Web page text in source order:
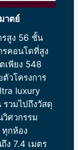
าตย์
รสูง 56 ชั้น
รคอนโดที่สูง
เพียง 548
วโครงการ
luxury
วมไปถึงวัสดุ
วิศวกรรม
ทุกห้อง
ง 7.4 เมตร